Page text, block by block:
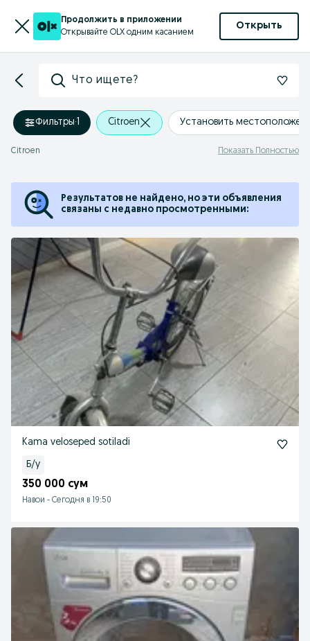
Продолжить в приложении
Открывайте OLX одним касанием
Открыть
Что ищете?
Фильтры·1 Citroen Установить
Citroen Показать Полностью
Результатов не найдено, но эти объявления
связаны с недавно просмотренными:
Kama veloseped sotiladi
Б/у
350 000 сум
Навои - Сегодня в 19:50